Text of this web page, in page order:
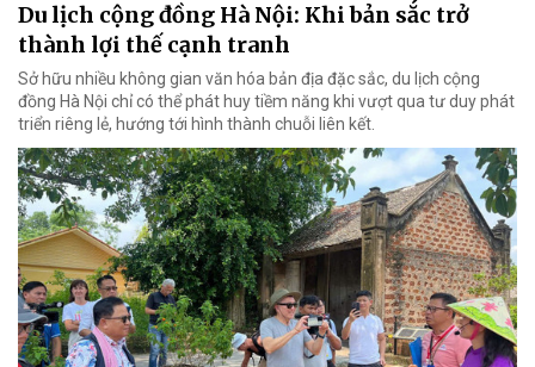
Du lịch cộng đồng Hà Nội: Khi bản sắc trở
thành lợi thế cạnh tranh
Sở hữu nhiều không gian văn hóa bản địa đặc sắc, du lịch cộng
đồng Hà Nội chỉ có thể phát huy tiềm năng khi vượt qua tư duy phát
triển riêng lẻ, hướng tới hình thành chuỗi liên kết.